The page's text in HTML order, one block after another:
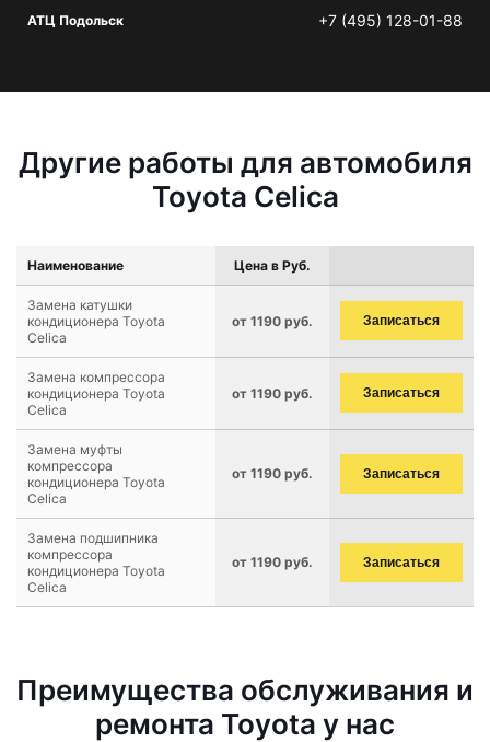
АТЦ Подольск +7 (495) 128-01-88
Другие работы для автомобиля
Toyota Celica
Наименование Цена в Руб.
Замена катушки
кондиционера Toyota
Celica
от 1190 руб. Записаться
Замена компрессора
кондиционера Toyota
Celica
от 1190 руб. Записаться
Замена муфты
компрессора
кондиционера Toyota
Celica
от 1190 руб. Записаться
Замена подшипника
компрессора
кондиционера Toyota
Celica
от 1190 руб. Записаться
Преимущества обслуживания и
ремонта Toyota у нас